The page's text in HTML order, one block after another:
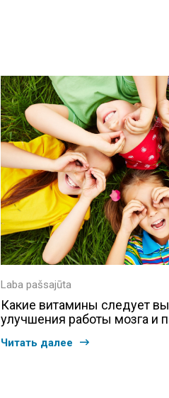
Laba pašsajūta
Какие витамины следует
улучшения работы мозга и
Читать далее